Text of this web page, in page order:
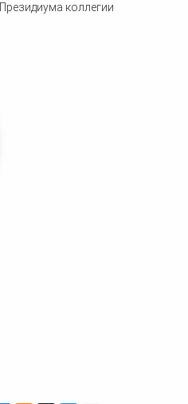
Президиума коллегии